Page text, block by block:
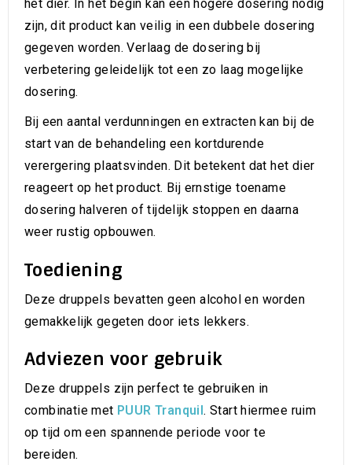
het dier. In het begin kan een hogere dosering nodig
zijn, dit product kan veilig in een dubbele dosering
gegeven worden. Verlaag de dosering bij
verbetering geleidelijk tot een zo laag mogelijke
dosering.
Bij een aantal verdunningen en extracten kan bij de
start van de behandeling een kortdurende
verergering plaatsvinden. Dit betekent dat het dier
reageert op het product. Bij ernstige toename
dosering halveren of tijdelijk stoppen en daarna
weer rustig opbouwen.
Toediening
Deze druppels bevatten geen alcohol en worden
gemakkelijk gegeten door iets lekkers.
Adviezen voor gebruik
Deze druppels zijn perfect te gebruiken in
combinatie met PUUR Tranquil. Start hiermee ruim
op tijd om een spannende periode voor te
bereiden.